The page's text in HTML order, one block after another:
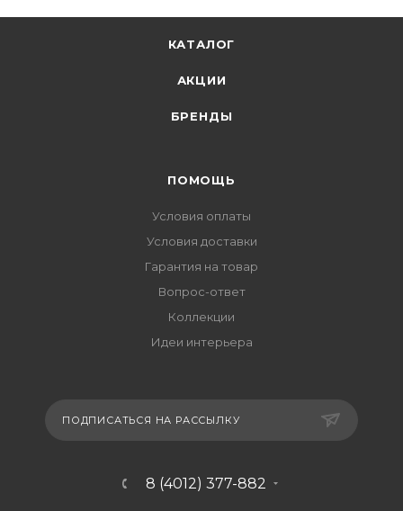
КАТАЛОГ
АКЦИИ
БРЕНДЫ
ПОМОЩЬ
Условия оплаты
Условия доставки
Гарантия на товар
Вопрос-ответ
Коллекции
Идеи интерьера
ПОДПИСАТЬСЯ НА РАССЫЛКУ
8 (4012) 377-882